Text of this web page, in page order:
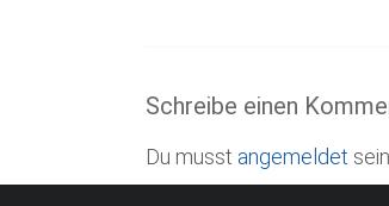
Schreibe einen
Du musst angemeldet